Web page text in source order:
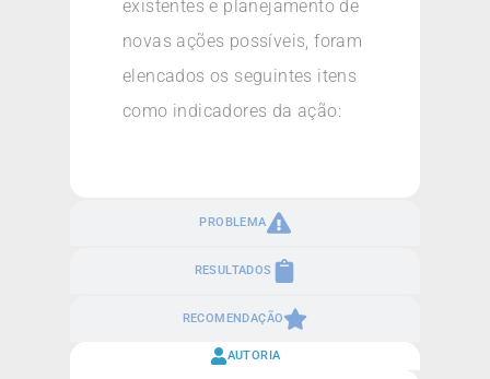
PROBLEMA
RESULTADOS
RECOMENDAÇÃO
existentes e planejamento de
novas ações possíveis, foram
elencados os seguintes itens
como indicadores da ação:
AUTORIA